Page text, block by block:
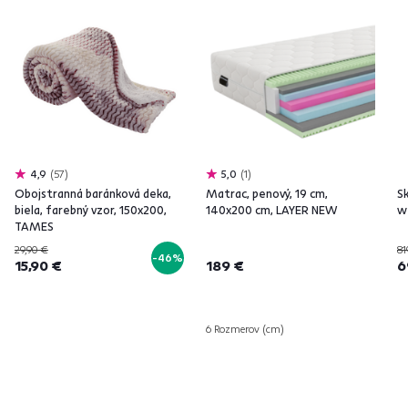
4,9 57
Obojstranná baránková deka,
biela, farebný vzor, 150x200,
TAMES
29,90 €
15,90 € -46%
5,0 1
Matrac, penový, 19 cm,
140x200 cm, LAYER NEW
189 €
6 Rozmerov (cm)